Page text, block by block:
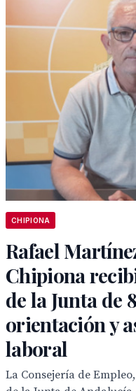
CHIPIONA
Rafael
Chipiona
de la Junta de
orientación y
laboral
La Consejería de